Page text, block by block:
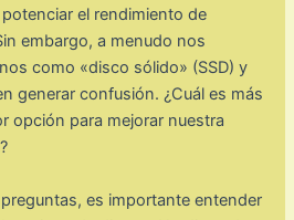
el rendimiento de
embargo, a menudo nos
como «disco sólido» (SSD) y
generar confusión. ¿Cuál es más
opción para mejorar nuestra
es importante entender